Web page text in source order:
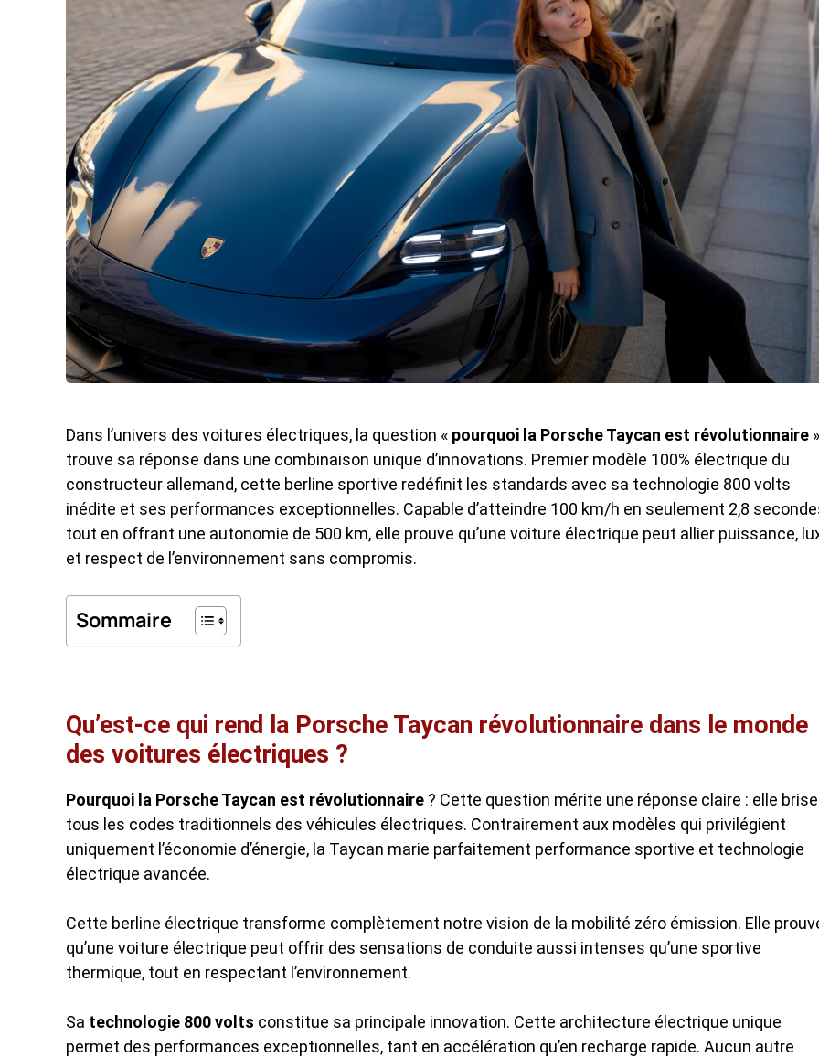
Dans l’univers des voitures électriques, la question « pourquoi la Porsche Taycan est révolutionnaire »
trouve sa réponse dans une combinaison unique d’innovations. Premier modèle 100% électrique du
constructeur allemand, cette berline sportive redéfinit les standards avec sa technologie 800 volts
inédite et ses performances exceptionnelles. Capable d’atteindre 100 km/h en seulement 2,8
tout en offrant une autonomie de 500 km, elle prouve qu’une voiture électrique peut allier puissance,
et respect de l’environnement sans compromis.
Sommaire
Qu’est-ce qui rend la Porsche Taycan révolutionnaire dans le monde
des voitures électriques ?
Pourquoi la Porsche Taycan est révolutionnaire ? Cette question mérite une réponse claire : elle brise
tous les codes traditionnels des véhicules électriques. Contrairement aux modèles qui privilégient
uniquement l’économie d’énergie, la Taycan marie parfaitement performance sportive et technologie
électrique avancée.
Cette berline électrique transforme complètement notre vision de la mobilité zéro émission. Elle
qu’une voiture électrique peut offrir des sensations de conduite aussi intenses qu’une sportive
thermique, tout en respectant l’environnement.
Sa technologie 800 volts constitue sa principale innovation. Cette architecture électrique unique
permet des performances exceptionnelles, tant en accélération qu’en recharge rapide. Aucun autre